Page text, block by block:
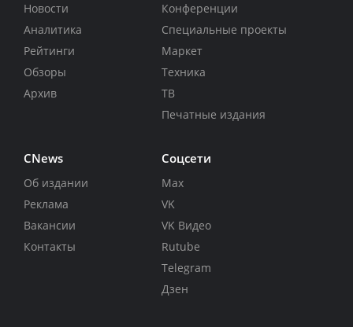
Новости
Аналитика
Рейтинги
Обзоры
Архив
Конференции
Специальные проекты
Маркет
Техника
ТВ
Печатные издания
CNews
Об издании
Реклама
Вакансии
Контакты
Соцсети
Max
VK
VK Видео
Rutube
Telegram
Дзен